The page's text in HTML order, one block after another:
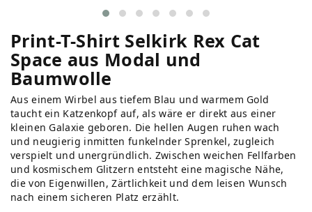
Print-T-Shirt Selkirk Rex Cat
Space aus Modal und
Baumwolle
Aus einem Wirbel aus tiefem Blau und warmem Gold
taucht ein Katzenkopf auf, als wäre er direkt aus einer
kleinen Galaxie geboren. Die hellen Augen ruhen wach
und neugierig inmitten funkelnder Sprenkel, zugleich
verspielt und unergründlich. Zwischen weichen Fellfarben
und kosmischem Glitzern entsteht eine magische Nähe,
die von Eigenwillen, Zärtlichkeit und dem leisen Wunsch
nach einem sicheren Platz erzählt.